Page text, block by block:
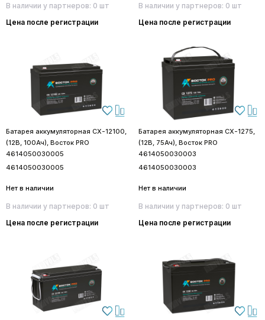
В наличии у партнеров: 0 шт
Цена после регистрации
В наличии у партнеров: 0 шт
Цена после регистрации
Батарея аккумуляторная CX-12100,
(12В, 100Ач), Восток PRO
4614050030005
4614050030005
Нет в наличии
В наличии у партнеров: 0 шт
Цена после регистрации
Батарея аккумуляторная CX-1275,
(12В, 75Ач), Восток PRO
4614050030003
4614050030003
Нет в наличии
В наличии у партнеров: 0 шт
Цена после регистрации